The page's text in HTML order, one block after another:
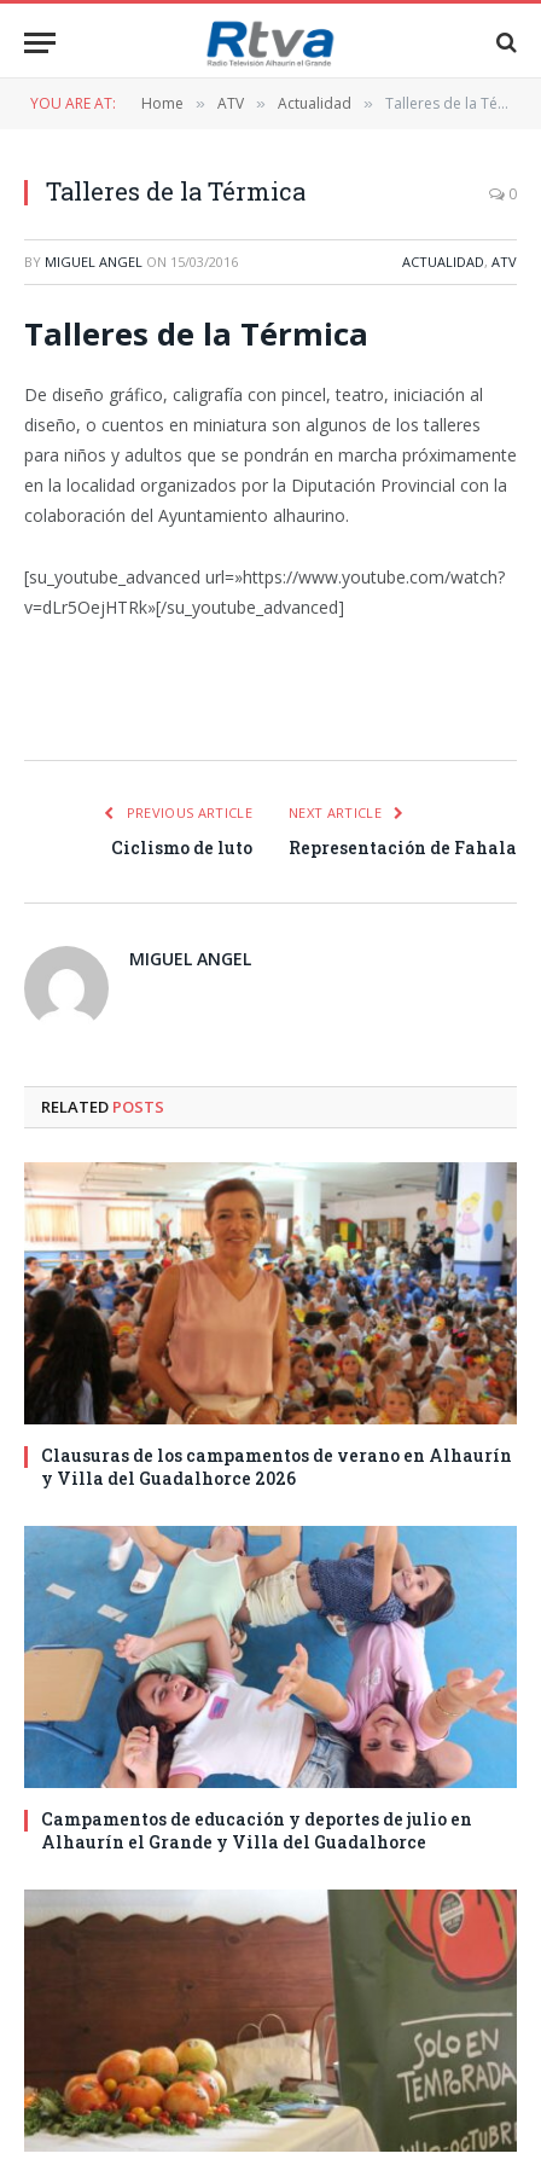
YOU ARE AT: Home » ATV » Actualidad » Talleres de la Térmica
Talleres de la Térmica 0
BY MIGUEL ANGEL ON 15/03/2016 ACTUALIDAD, ATV
Talleres de la Térmica
De diseño gráfico, caligrafía con pincel, teatro, iniciación al
diseño, o cuentos en miniatura son algunos de los talleres
para niños y adultos que se pondrán en marcha próximamente
en la localidad organizados por la Diputación Provincial con la
colaboración del Ayuntamiento alhaurino.
[su_youtube_advanced url=»https://www.youtube.com/watch?
v=dLr5OejHTRk»[/su_youtube_advanced]
PREVIOUS ARTICLE
Ciclismo de luto
NEXT ARTICLE
Representación de Fahala
MIGUEL ANGEL
RELATED POSTS
Clausuras de los campamentos de verano en Alhaurín
y Villa del Guadalhorce 2026
Campamentos de educación y deportes de julio en
Alhaurín el Grande y Villa del Guadalhorce